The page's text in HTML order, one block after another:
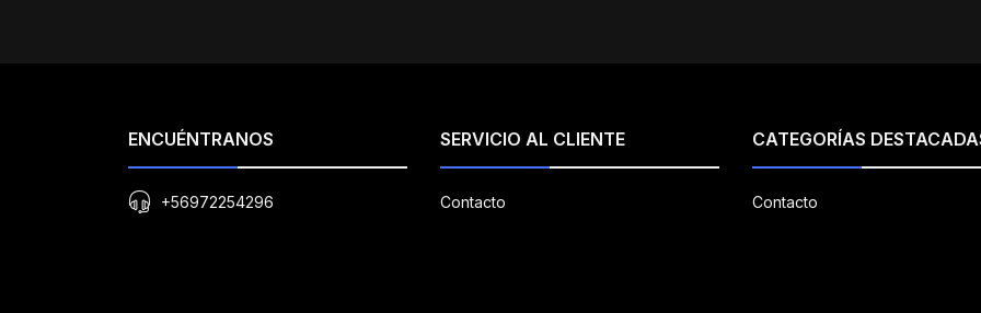
ENCUÉNTRANOS
+56972254296
SERVICIO AL CLIENTE
Contacto
CATEGORÍAS
Contacto